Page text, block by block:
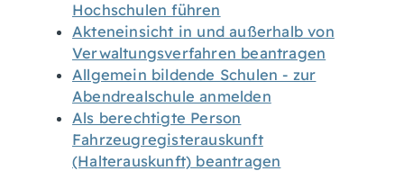
Hochschulen führen
Akteneinsicht in und außerhalb von
Verwaltungsverfahren beantragen
Allgemein bildende Schulen - zur
Abendrealschule anmelden
Als berechtigte Person
Fahrzeugregisterauskunft
(Halterauskunft) beantragen